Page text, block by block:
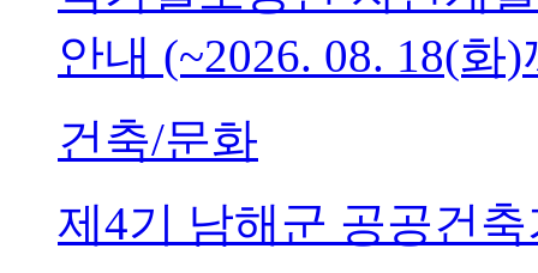
안내 (~2026. 08. 18(화
건축/문화
제4기 남해군 공공건